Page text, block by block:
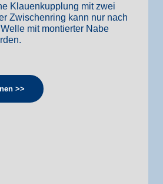
Klauenkupplung mit zwei
Zwischenring kann nur nach
mit montierter Nabe
>>